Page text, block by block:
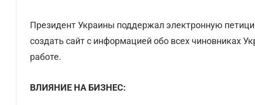
Президент Украины поддержал электронную
создать сайт с информацией обо всех чиновниках
работе.
ВЛИЯНИЕ НА БИЗНЕС: